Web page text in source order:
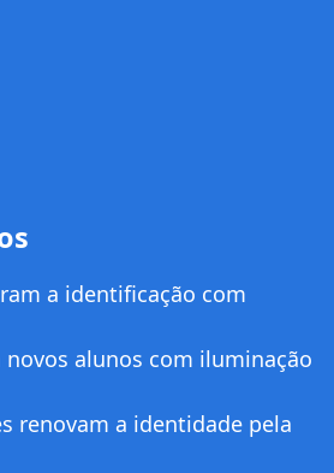
a identificação com
alunos com iluminação
renovam a identidade pela